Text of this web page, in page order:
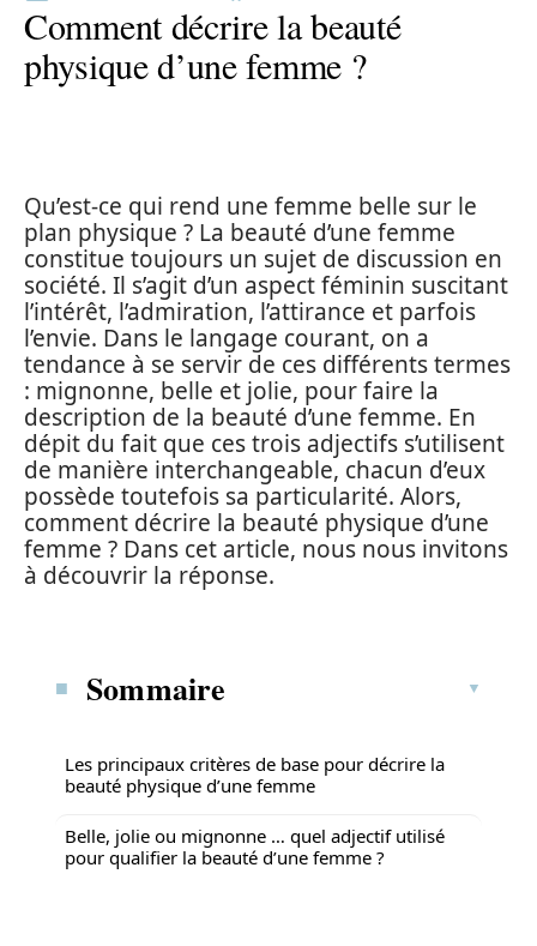
Comment décrire la beauté
physique d’une femme ?
Qu’est-ce qui rend une femme belle sur le
plan physique ? La beauté d’une femme
constitue toujours un sujet de discussion en
société. Il s’agit d’un aspect féminin suscitant
l’intérêt, l’admiration, l’attirance et parfois
l’envie. Dans le langage courant, on a
tendance à se servir de ces différents termes
: mignonne, belle et jolie, pour faire la
description de la beauté d’une femme. En
dépit du fait que ces trois adjectifs s’utilisent
de manière interchangeable, chacun d’eux
possède toutefois sa particularité. Alors,
comment décrire la beauté physique d’une
femme ? Dans cet article, nous nous invitons
à découvrir la réponse.
Sommaire
Les principaux critères de base pour décrire la
beauté physique d’une femme
Belle, jolie ou mignonne … quel adjectif utilisé
pour qualifier la beauté d’une femme ?